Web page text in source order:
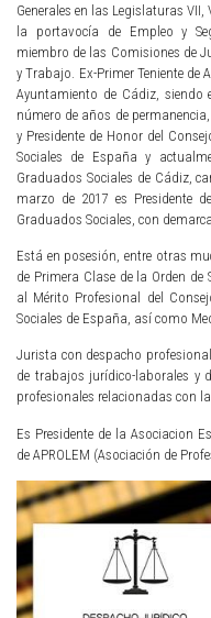
Generales en las Legislaturas VII,
la portavocía de Empleo y
miembro de las Comisiones de
y Trabajo. Ex-Primer Teniente de
Ayuntamiento de Cádiz, siendo
número de años de
y Presidente de Honor del
Sociales de España y
Graduados Sociales de Cádiz,
marzo de 2017 es Presidente
Graduados Sociales, con
Está en posesión, entre otras
de Primera Clase de la Orden
al Mérito Profesional del
Sociales de España, así como
Jurista con despacho
de trabajos jurídico-laborales y
profesionales relacionadas con
Es Presidente de la Asociacion
de APROLEM (Asociación de